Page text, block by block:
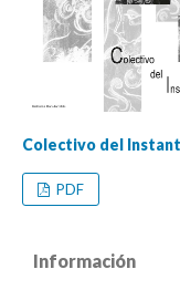
Colectivo del
PDF
Información